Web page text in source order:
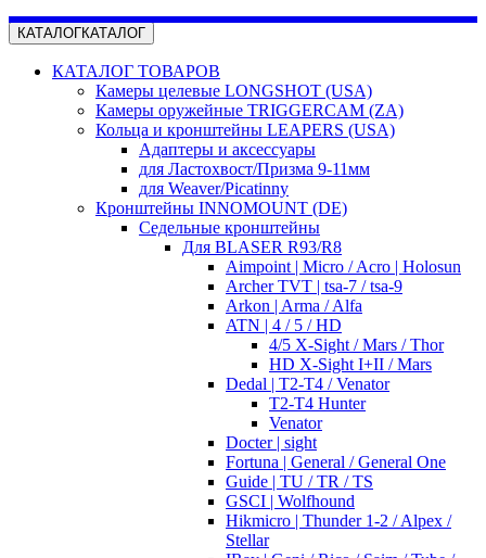
КАТАЛОГКАТАЛОГ
КАТАЛОГ ТОВАРОВ
Камеры целевые LONGSHOT (USA)
Камеры оружейные TRIGGERCAM (ZA)
Кольца и кронштейны LEAPERS (USA)
Адаптеры и аксессуары
для Ластохвост/Призма 9-11мм
для Weaver/Picatinny
Кронштейны INNOMOUNT (DE)
Седельные кронштейны
Для BLASER R93/R8
Aimpoint | Micro / Acro | Holosun
Archer TVT | tsa-7 / tsa-9
Arkon | Arma / Alfa
ATN | 4 / 5 / HD
4/5 X-Sight / Mars / Thor
HD X-Sight I+II / Mars
Dedal | T2-T4 / Venator
T2-T4 Hunter
Venator
Docter | sight
Fortuna | General / General One
Guide | TU / TR / TS
GSCI | Wolfhound
Hikmicro | Thunder 1-2 / Alpex /
Stellar